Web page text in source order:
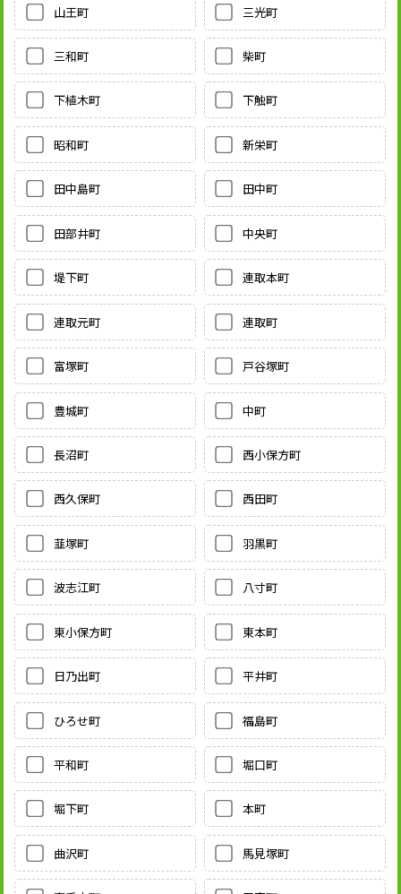
山王町 三光町
三和町 柴町
下植木町 下触町
昭和町 新栄町
田中島町 田中町
田部井町 中央町
堤下町 連取本町
連取元町 連取町
富塚町 戸谷塚町
豊城町 中町
長沼町 西小保方町
西久保町 西田町
韮塚町 羽黒町
波志江町 八寸町
東小保方町 東本町
日乃出町 平井町
ひろせ町 福島町
平和町 堀口町
堀下町 本町
曲沢町 馬見塚町